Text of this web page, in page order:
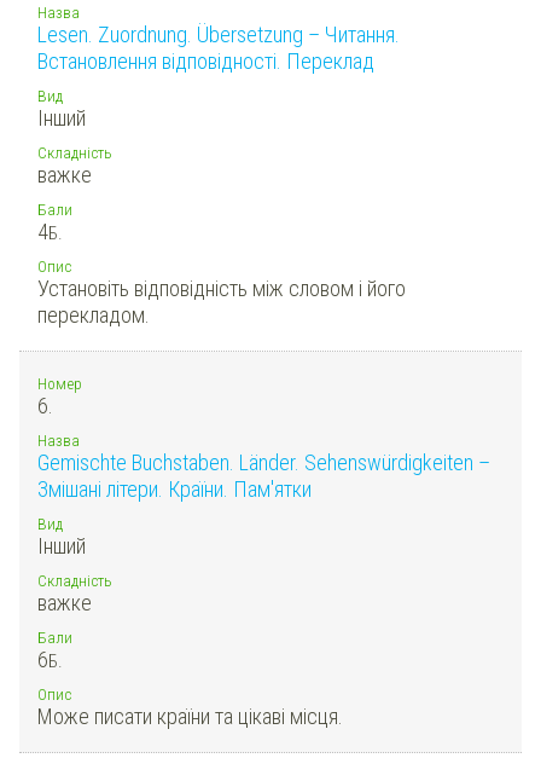
Назва
Lesen. Zuordnung. Übersetzung – Читання.
Встановлення відповідності. Переклад
Вид
Інший
Складність
важке
Бали
4Б.
Опис
Установіть відповідність між словом і його
перекладом.
Номер
6.
Назва
Gemischte Buchstaben. Länder. Sehenswürdigkeiten –
Змішані літери. Країни. Пам'ятки
Вид
Інший
Складність
важке
Бали
6Б.
Опис
Може писати країни та цікаві місця.